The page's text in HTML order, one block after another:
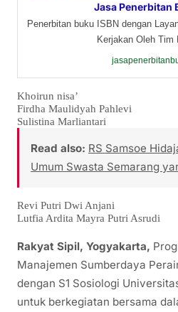
Jasa Penerbitan
Penerbitan buku ISBN dengan
Kerjakan Oleh Tim
Khoirun nisa’
Firdha Maulidyah Pahlevi
Sulistina Marliantari
Read also: RS Samsoe
Umum Swasta Semarang
Revi Putri Dwi Anjani
Lutfia Ardita Mayra Putri Asrudi
Rakyat Sipil, Yogyakarta,
Manajemen Sumberdaya
dengan S1 Sosiologi
untuk berkegiatan bersama